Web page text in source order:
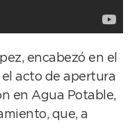
encabezó en el
acto de apertura
en Agua Potable,
que, a